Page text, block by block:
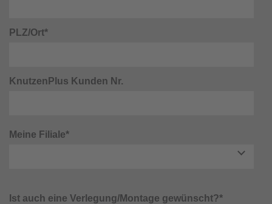
PLZ/Ort*
KnutzenPlus Kunden Nr.
Meine Filiale*
Ist auch eine Verlegung/Montage gewünscht?*